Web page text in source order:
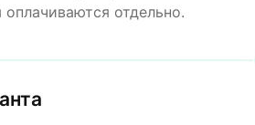
отдельно.